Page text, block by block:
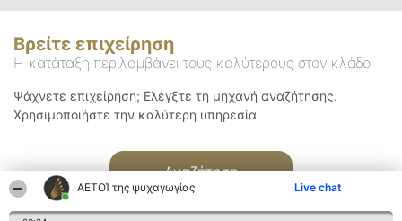
ΑΕΤΟΊ της ψυχαγωγίας Live chat
Βρείτε επιχείρηση
Η κατάταξη περιλαμβάνει τους καλύτερους στον κλάδο
Ψάχνετε επιχείρηση; Ελέγξτε τη μηχανή αναζήτησης.
Χρησιμοποιήστε την καλύτερη υπηρεσία
Αναζήτηση